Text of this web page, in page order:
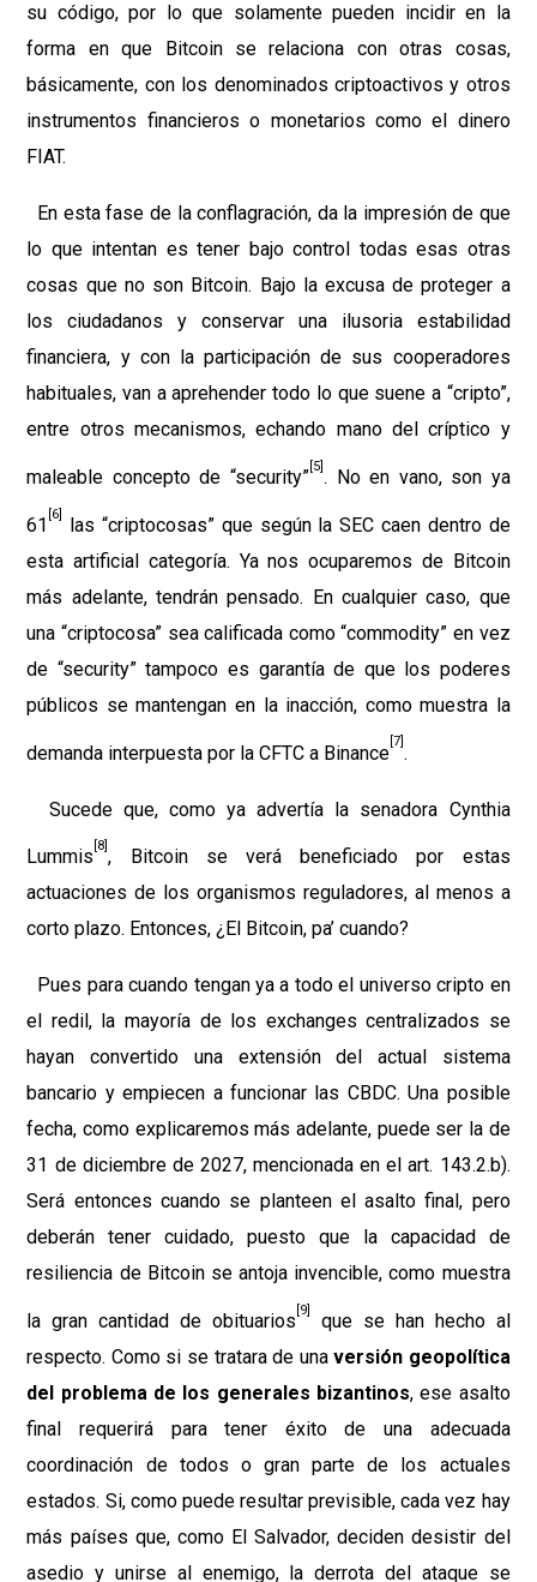
su código, por lo que solamente pueden incidir en la
forma en que Bitcoin se relaciona con otras cosas,
básicamente, con los denominados criptoactivos y otros
instrumentos financieros o monetarios como el dinero
FIAT.
En esta fase de la conflagración, da la impresión de que
lo que intentan es tener bajo control todas esas otras
cosas que no son Bitcoin. Bajo la excusa de proteger a
los ciudadanos y conservar una ilusoria estabilidad
financiera, y con la participación de sus cooperadores
habituales, van a aprehender todo lo que suene a “cripto”,
entre otros mecanismos, echando mano del críptico y
maleable concepto de “security”
[5]
. No en vano, son ya
61
[6]
las “criptocosas” que según la SEC caen dentro de
esta artificial categoría. Ya nos ocuparemos de Bitcoin
más adelante, tendrán pensado. En cualquier caso, que
una “criptocosa” sea calificada como “commodity” en vez
de “security” tampoco es garantía de que los poderes
públicos se mantengan en la inacción, como muestra la
demanda interpuesta por la CFTC a Binance
[7]
.
Sucede que, como ya advertía la senadora Cynthia
Lummis
[8]
, Bitcoin se verá beneficiado por estas
actuaciones de los organismos reguladores, al menos a
corto plazo. Entonces, ¿El Bitcoin, pa’ cuando?
Pues para cuando tengan ya a todo el universo cripto en
el redil, la mayoría de los exchanges centralizados se
hayan convertido una extensión del actual sistema
bancario y empiecen a funcionar las CBDC. Una posible
fecha, como explicaremos más adelante, puede ser la de
31 de diciembre de 2027, mencionada en el art. 143.2.b).
Será entonces cuando se planteen el asalto final, pero
deberán tener cuidado, puesto que la capacidad de
resiliencia de Bitcoin se antoja invencible, como muestra
la gran cantidad de obituarios
[9]
que se han hecho al
respecto. Como si se tratara de unaversión geopolítica
del problema de los generales bizantinos, ese asalto
final requerirá para tener éxito de una adecuada
coordinación de todos o gran parte de los actuales
estados. Si, como puede resultar previsible, cada vez hay
más países que, como El Salvador, deciden desistir del
asedio y unirse al enemigo, la derrota del ataque se